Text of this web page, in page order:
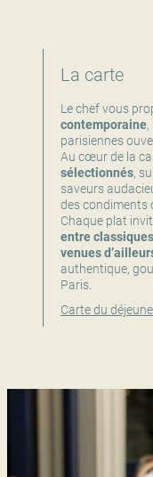
La carte
Le chef vous
contemporaine
parisiennes
Au cœur de la
sélectionnés,
saveurs
des condiments
Chaque plat
entre
venues
authentique,
Paris.
Carte du